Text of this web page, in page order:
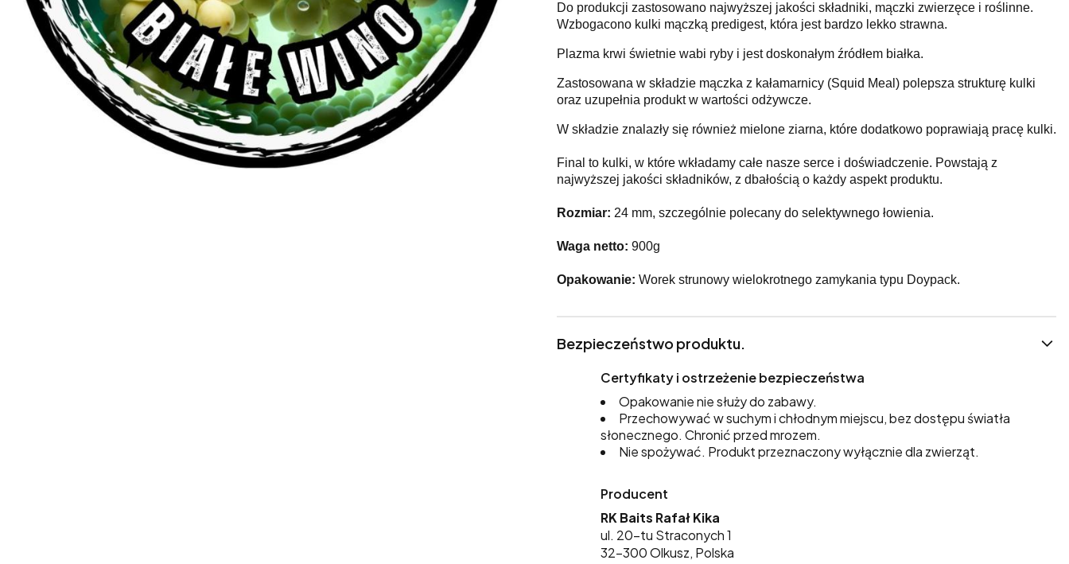
Do produkcji zastosowano najwyższej jakości składniki, mączki zwierzęce i roślinne.
Wzbogacono kulki mączką predigest, która jest bardzo lekko strawna.
Plazma krwi świetnie wabi ryby i jest doskonałym źródłem białka.
Zastosowana w składzie mączka z kałamarnicy (Squid Meal) polepsza strukturę kulki
oraz uzupełnia produkt w wartości odżywcze.
W składzie znalazły się również mielone ziarna, które dodatkowo poprawiają pracę kulki.
Final to kulki, w które wkładamy całe nasze serce i doświadczenie. Powstają z
najwyższej jakości składników, z dbałością o każdy aspekt produktu.
Rozmiar: 24 mm, szczególnie polecany do selektywnego łowienia.
Waga netto: 900g
Opakowanie: Worek strunowy wielokrotnego zamykania typu Doypack.
Bezpieczeństwo produktu.
Certyfikaty i ostrzeżenie bezpieczeństwa
Opakowanie nie służy do zabawy.
Przechowywać w suchym i chłodnym miejscu, bez dostępu światła
słonecznego. Chronić przed mrozem.
Nie spożywać. Produkt przeznaczony wyłącznie dla zwierząt.
Producent
RK Baits Rafał Kika
ul. 20-tu Straconych 1
32-300 Olkusz, Polska